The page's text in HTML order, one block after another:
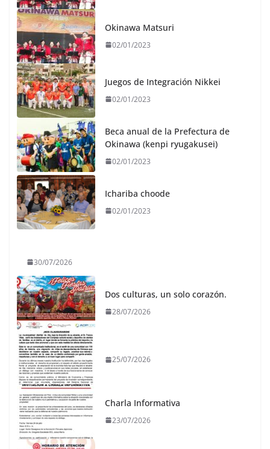
Okinawa Matsuri
02/01/2023
Juegos de Integración Nikkei
02/01/2023
Beca anual de la Prefectura de
Okinawa (kenpi ryugakusei)
02/01/2023
Ichariba choode
02/01/2023
30/07/2026
Dos culturas, un solo corazón.
28/07/2026
25/07/2026
Charla Informativa
23/07/2026